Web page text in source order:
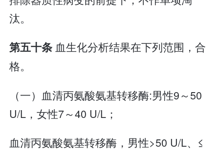
汰。
第五十条血生化分析结果在下列范围，合
格。
（一）血清丙氨酸氨基转移酶:男性9～50
U/L，女性7～40 U/L；
血清丙氨酸氨基转移酶，男性>50 U/L、≤